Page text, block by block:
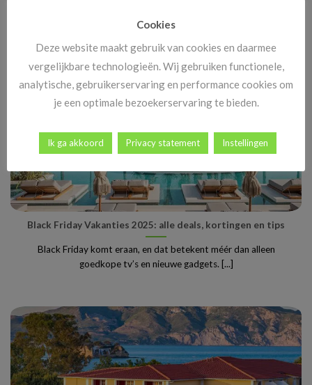
Black Friday Vakanties 2025: alle deals, kortingen en tips
Black Friday komt eraan, en dat betekent méér dan alleen
goedkope tv’s en nieuwe gadgets. [...]
Cookies
Deze website maakt gebruik van cookies en daarmee
vergelijkbare technologieën. Wij gebruiken functionele,
analytische, gebruikerservaring en performance cookies om
je een optimale bezoekerservaring te bieden.
Ik ga akkoord Privacy statement Instellingen